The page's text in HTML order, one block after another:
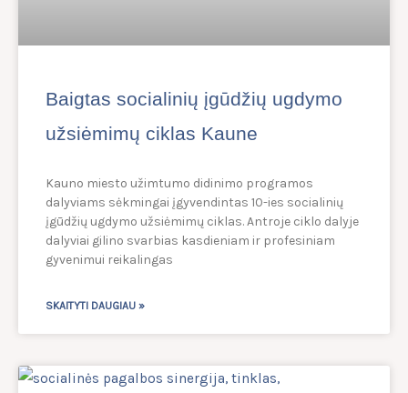
Baigtas socialinių įgūdžių ugdymo
užsiėmimų ciklas Kaune
Kauno miesto užimtumo didinimo programos
dalyviams sėkmingai įgyvendintas 10-ies socialinių
įgūdžių ugdymo užsiėmimų ciklas. Antroje ciklo dalyje
dalyviai gilino svarbias kasdieniam ir profesiniam
gyvenimui reikalingas
SKAITYTI DAUGIAU »